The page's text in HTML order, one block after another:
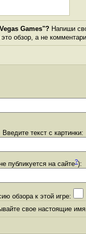
Games"? Напиши
обзор, а не
текст с картинки:
публикуется на сайте?):
обзора к этой игре:
свое настоящие